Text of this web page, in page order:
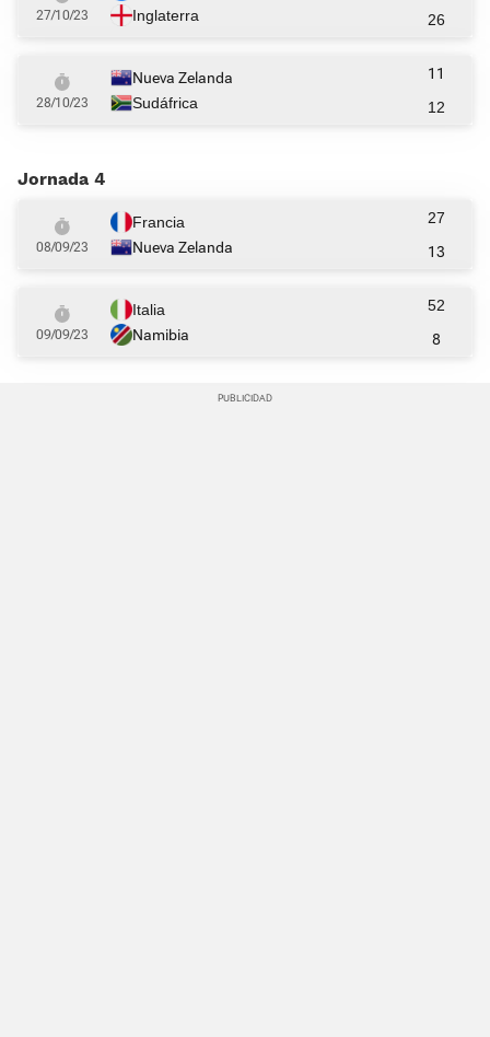
27/10/23
Inglaterra
26
28/10/23
Nueva Zelanda
Sudáfrica
11
12
Jornada 4
08/09/23
Francia
Nueva Zelanda
27
13
09/09/23
Italia
Namibia
52
8